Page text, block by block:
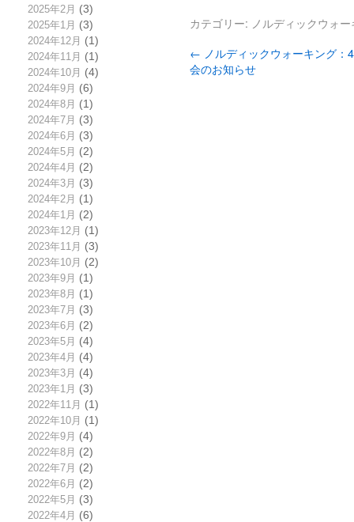
2025年2月 (3)
2025年1月 (3)
2024年12月 (1)
2024年11月 (1)
2024年10月 (4)
2024年9月 (6)
2024年8月 (1)
2024年7月 (3)
2024年6月 (3)
2024年5月 (2)
2024年4月 (2)
2024年3月 (3)
2024年2月 (1)
2024年1月 (2)
2023年12月 (1)
2023年11月 (3)
2023年10月 (2)
2023年9月 (1)
2023年8月 (1)
2023年7月 (3)
2023年6月 (2)
2023年5月 (4)
2023年4月 (4)
2023年3月 (4)
2023年1月 (3)
2022年11月 (1)
2022年10月 (1)
2022年9月 (4)
2022年8月 (2)
2022年7月 (2)
2022年6月 (2)
2022年5月 (3)
2022年4月 (6)
カテゴリー: ノルディックウォ
← ノルディックウォーキング：
会のお知らせ